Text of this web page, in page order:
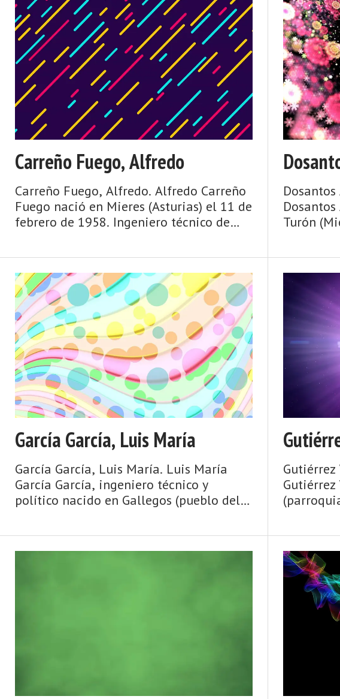
Carreño Fuego, Alfredo
Carreño Fuego, Alfredo. Alfredo Carreño
Fuego nació en Mieres (Asturias) el 11 de
febrero de 1958. Ingeniero técnico de
Turón
durante
García García, Luis María
García García, Luis María. Luis María
García García, ingeniero técnico y
político nacido en Gallegos (pueblo del